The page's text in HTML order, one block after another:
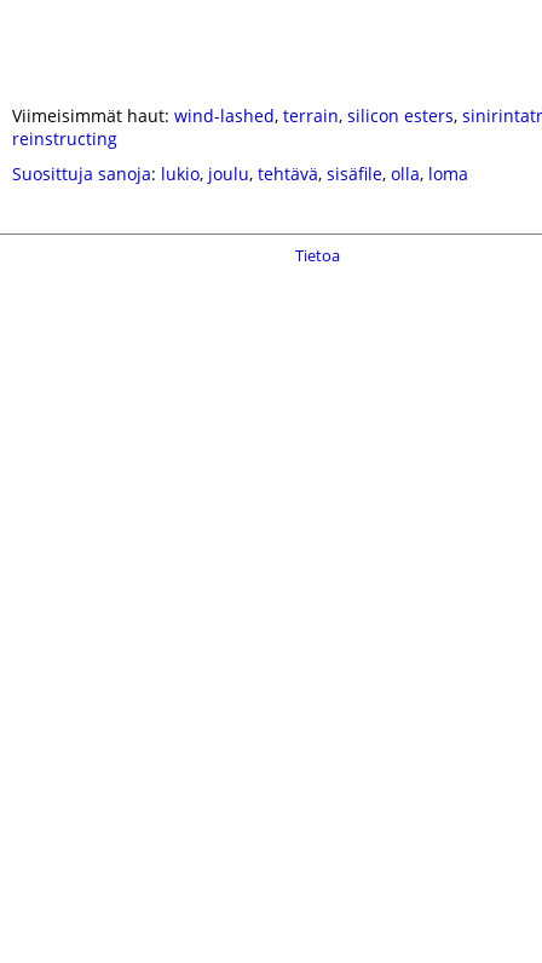
Viimeisimmät haut: wind-lashed, terrain, silicon esters,
reinstructing
Suosittuja sanoja: lukio, joulu, tehtävä, sisäfile, olla, loma
Tietoa